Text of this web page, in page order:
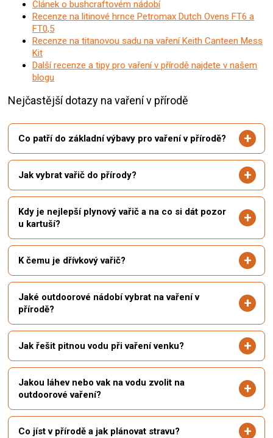
Článek o bushcraftovém nádobí
Recenze na litinové hrnce Petromax Dutch Ovens FT6 a
FT0,5
Recenze na titanovou sadu na vaření Keith Canteen Mess
Kit
Další recenze a tipy pro vaření v přírodě najdete v našem
blogu
Nejčastější dotazy na vaření v přírodě
Co patří do základní výbavy pro vaření v přírodě?
Jak vybrat vařič do přírody?
Kdy je nejlepší plynový vařič a na co si dát pozor
u kartuší?
K čemu je dřívkový vařič?
Jaké outdoorové nádobí vybrat na vaření v
přírodě?
Jak řešit pitnou vodu při vaření venku?
Jakou láhev nebo vak na vodu zvolit na
outdoorové vaření?
Co jíst v přírodě a jak plánovat stravu?